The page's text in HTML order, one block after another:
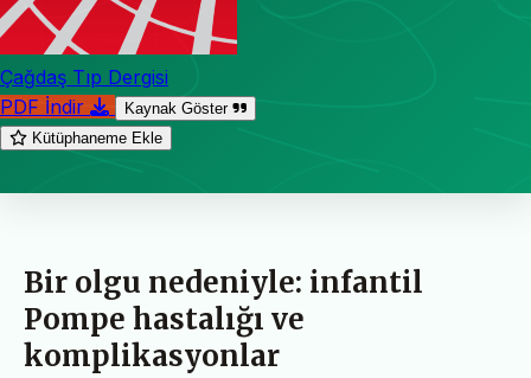
Çağdaş Tıp Dergisi
PDF İndir
Kaynak Göster
Kütüphaneme Ekle
Bir olgu nedeniyle: infantil
Pompe hastalığı ve
komplikasyonlar